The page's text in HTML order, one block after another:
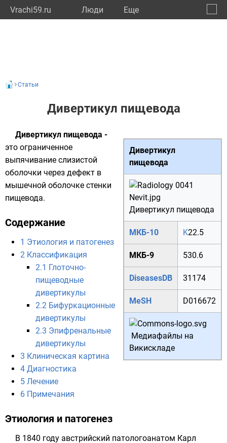
Vrachi59.ru Люди Eще
Статьи
Дивертикул пищевода
Дивертикул
пищевода
Дивертикул пищевода
МКБ-10 K22.5
МКБ-9 530.6
DiseasesDB 31174
MeSH D016672
Медиафайлы на
Викискладе
Дивертикул пищевода -
это ограниченное
выпячивание слизистой
оболочки через дефект в
мышечной оболочке стенки
пищевода.
Содержание
1 Этиология и патогенез
2 Классификация
2.1 Глоточно-
пищеводные
дивертикулы
2.2 Бифуркационные
дивертикулы
2.3 Эпифренальные
дивертикулы
3 Клиническая картина
4 Диагностика
5 Лечение
6 Примечания
Этиология и патогенез
В 1840 году австрийский патологоанатом Карл